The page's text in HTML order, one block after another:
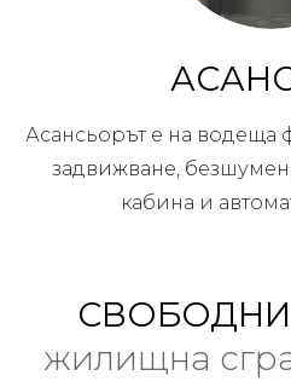
Асансьорът е на водеща
задвижване,
кабина и
жилищна